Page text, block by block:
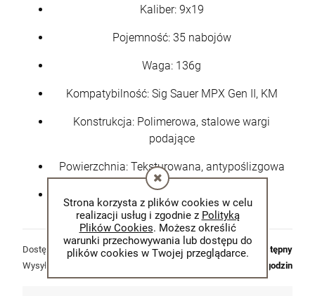
Strona korzysta z plików cookies w celu
realizacji usług i zgodnie z Polityką
Plików Cookies. Możesz określić
warunki przechowywania lub dostępu do
plików cookies w Twojej przeglądarce.
Kaliber: 9x19
Pojemność: 35 nabojów
Waga: 136g
Kompatybilność: Sig Sauer MPX Gen II, KM
Konstrukcja: Polimerowa, stalowe wargi
podające
Powierzchnia: Teksturowana, antypoślizgowa
Kolor: Dark Earth
Dostępność:
dostępny
Wysyłka w:
48 godzin